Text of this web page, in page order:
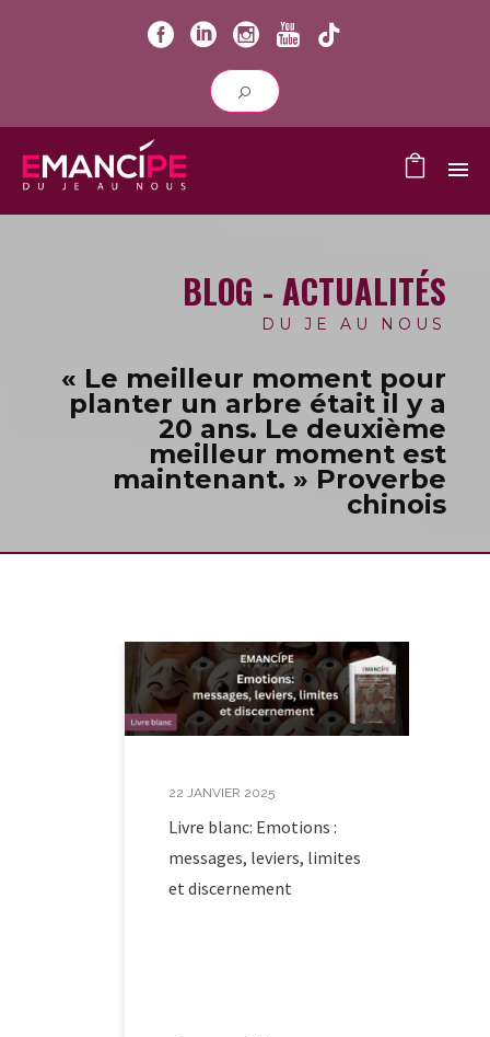
BLOG - ACTUALITÉS
DU JE AU NOUS
« Le meilleur moment pour
planter un arbre était il y a
20 ans. Le deuxième
meilleur moment est
maintenant. » Proverbe
chinois
22 JANVIER 2025
Livre blanc: Emotions :
messages, leviers, limites
et discernement